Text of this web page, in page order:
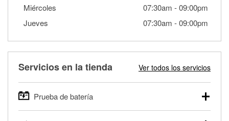
Miércoles
07:30am -09:00pm
Jueves
07:30am -09:00pm
Servicios en la tienda Ver todos los servicios
Prueba de batería